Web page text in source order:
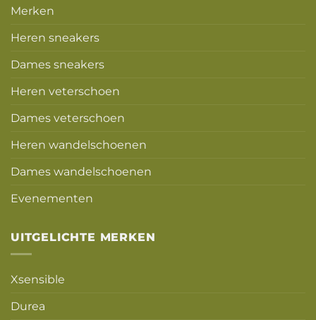
Merken
Heren sneakers
Dames sneakers
Heren veterschoen
Dames veterschoen
Heren wandelschoenen
Dames wandelschoenen
Evenementen
UITGELICHTE MERKEN
Xsensible
Durea